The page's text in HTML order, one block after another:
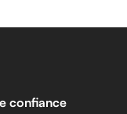
confiance